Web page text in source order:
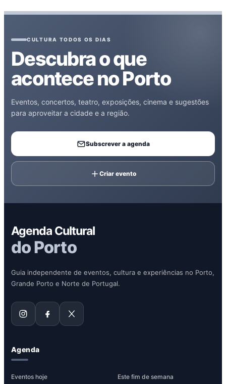
CULTURA TODOS OS DIAS
Descubra o que
acontece no Porto
Eventos, concertos, teatro, exposições, cinema e sugestões
para aproveitar a cidade e a região.
Subscrever a agenda
Criar evento
Agenda Cultural
do Porto
Guia independente de eventos, cultura e experiências no Porto,
Grande Porto e Norte de Portugal.
Agenda
Eventos hoje Este fim de semana